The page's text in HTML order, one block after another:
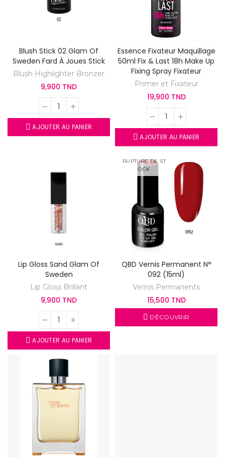
Blush Stick 02 Glam Of
Sweden Fard À Joues Stick
Blush Highlighter Bronzer
9,900 TND
AJOUTER AU PANIER
Essence Fixateur Maquillage
50ml Fix & Last 18h Make Up
Fixing Spray Fixateur
Primer et Fixateur
19,900 TND
AJOUTER AU PANIER
Lip Gloss Sand Glam Of
Sweden
Lip Gloss Brillant
9,900 TND
AJOUTER AU PANIER
RUPTURE DE ST
OCK
QBD Vernis Permanent N°
092 (15ml)
Vernis Permanents
15,500 TND
DÉCOUVRIR